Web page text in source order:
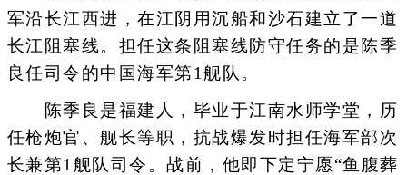
军沿长江西进，在江阴用沉船和沙石建立了一道
长江阻塞线。担任这条阻塞线防守任务的是陈季
良任司令的中国海军第1舰队。
陈季良是福建人，毕业于江南水师学堂，历
任枪炮官、舰长等职，抗战爆发时担任海军部次
长兼第1舰队司令。战前，他即下定宁愿“鱼腹葬